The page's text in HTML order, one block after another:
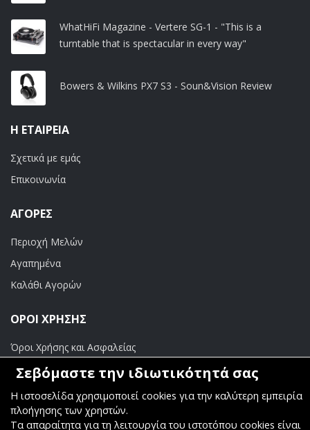
WhatHiFi Magazine - Vertere SG-1 - "This is a
turntable that is spectacular in every way"
Bowers & Wilkins PX7 S3 - Soun&Vision Review
Η ΕΤΑΙΡΕΊΑ
Σχετικά με εμάς
Επικοινωνία
ΑΓΟΡΈΣ
Περιοχή Μελών
Αγαπημένα
Καλάθι Αγορών
ΟΡΟΙ ΧΡΗΣΗΣ
Όροι Χρήσης και Ασφαλείας
ΠΛΗΡΩΜΕΣ
Τραπεζικοί Λογαριασμοί
Σεβόμαστε την ιδιωτικότητά σας
Η ιστοσελίδα χρησιμοποιεί cookies για την καλύτερη εμπειρία
πλοήγησης των χρηστών.
Τα απαραίτητα για τη λειτουργία του ιστοτόπου cookies είναι